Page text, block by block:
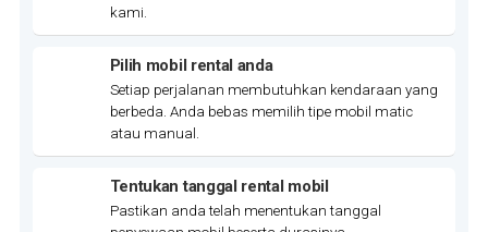
kami.
Pilih mobil rental anda
Setiap perjalanan membutuhkan kendaraan yang
berbeda. Anda bebas memilih tipe mobil matic
atau manual.
Tentukan tanggal rental mobil
Pastikan anda telah menentukan tanggal